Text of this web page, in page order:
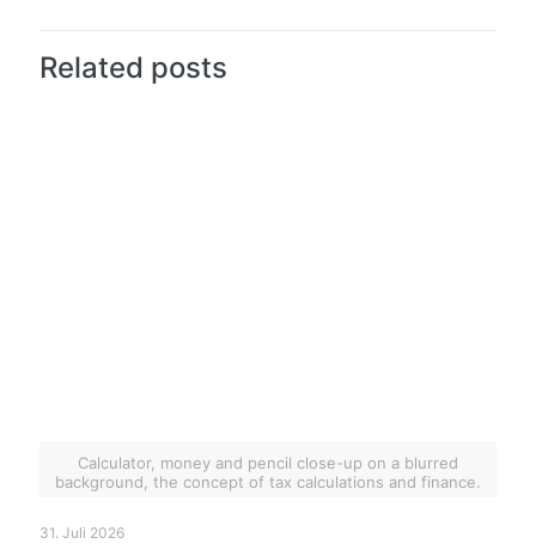
Related posts
Calculator, money and pencil close-up on a blurred
background, the concept of tax calculations and finance.
31. Juli 2026